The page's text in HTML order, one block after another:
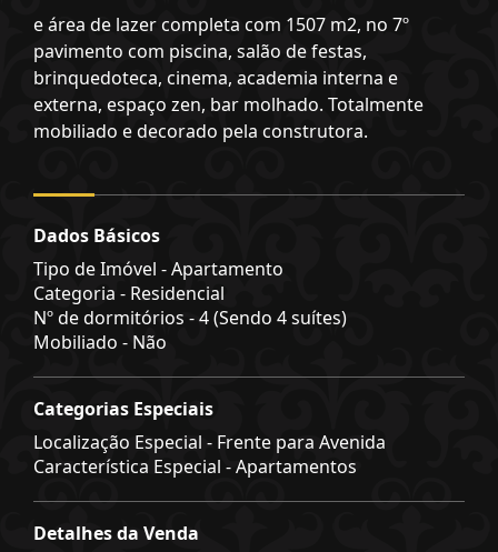
e área de lazer completa com 1507 m2, no 7º
pavimento com piscina, salão de festas,
brinquedoteca, cinema, academia interna e
externa, espaço zen, bar molhado. Totalmente
mobiliado e decorado pela construtora.
Dados Básicos
Tipo de Imóvel - Apartamento
Categoria - Residencial
Nº de dormitórios - 4 (Sendo 4 suítes)
Mobiliado - Não
Categorias Especiais
Localização Especial - Frente para Avenida
Característica Especial - Apartamentos
Detalhes da Venda